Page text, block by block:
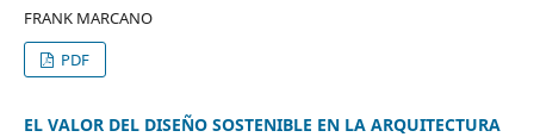
FRANK MARCANO
PDF
EL VALOR DEL DISEÑO SOSTENIBLE EN LA ARQUITECTURA